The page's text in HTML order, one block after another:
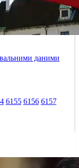
даними
6155 6156 6157